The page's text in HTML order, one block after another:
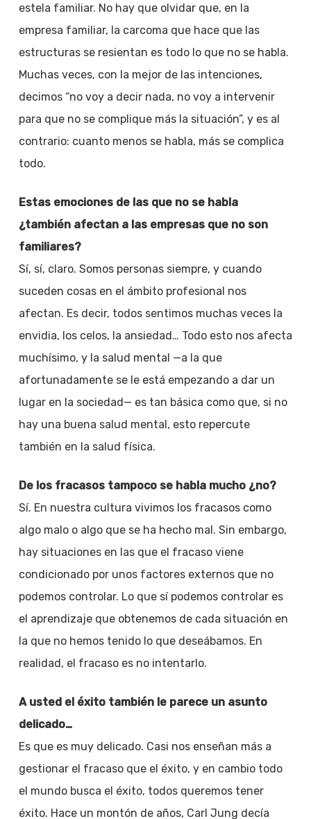
estela familiar. No hay que olvidar que, en la
empresa familiar, la carcoma que hace que las
estructuras se resientan es todo lo que no se habla.
Muchas veces, con la mejor de las intenciones,
decimos “no voy a decir nada, no voy a intervenir
para que no se complique más la situación”, y es al
contrario: cuanto menos se habla, más se complica
todo.
Estas emociones de las que no se habla
¿también afectan a las empresas que no son
familiares?
Sí, sí, claro. Somos personas siempre, y cuando
suceden cosas en el ámbito profesional nos
afectan. Es decir, todos sentimos muchas veces la
envidia, los celos, la ansiedad… Todo esto nos afecta
muchísimo, y la salud mental —a la que
afortunadamente se le está empezando a dar un
lugar en la sociedad— es tan básica como que, si no
hay una buena salud mental, esto repercute
también en la salud física.
De los fracasos tampoco se habla mucho ¿no?
Sí. En nuestra cultura vivimos los fracasos como
algo malo o algo que se ha hecho mal. Sin embargo,
hay situaciones en las que el fracaso viene
condicionado por unos factores externos que no
podemos controlar. Lo que sí podemos controlar es
el aprendizaje que obtenemos de cada situación en
la que no hemos tenido lo que deseábamos. En
realidad, el fracaso es no intentarlo.
A usted el éxito también le parece un asunto
delicado…
Es que es muy delicado. Casi nos enseñan más a
gestionar el fracaso que el éxito, y en cambio todo
el mundo busca el éxito, todos queremos tener
éxito. Hace un montón de años, Carl Jung decía